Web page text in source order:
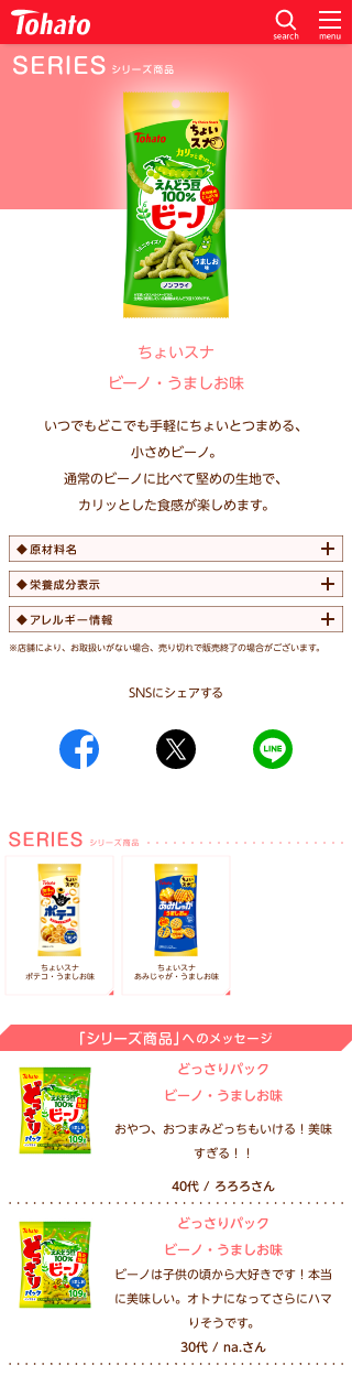
ちょいスナ
ビーノ・うましお味
いつでもどこでも手軽にちょいとつまめる、
小さめビーノ。
通常のビーノに比べて堅めの生地で、
カリッとした食感が楽しめます。
※店舗により、お取扱いがない場合、売り切れで販売終了の場合がございます。
SNSにシェアする
ちょいスナ
ポテコ・うましお味
ちょいスナ
あみじゃが・うましお味
どっさりパック
ビーノ・うましお味
おやつ、おつまみどっちもいける！美味
すぎる！！
40代 / ろろろさん
どっさりパック
ビーノ・うましお味
ビーノは子供の頃から大好きです！本当
に美味しい。オトナになってさらにハマ
りそうです。
30代 / na.さん